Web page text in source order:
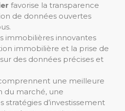
favorise la transparence
de données ouvertes
immobilières innovantes
immobilière et la prise de
des données précises et
une meilleure
du marché, une
stratégies d’investissement